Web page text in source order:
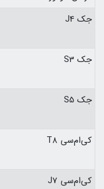
جک J4
جک S3
جک S5
کی‌ام‌سی T8
کی‌ام‌سی J7